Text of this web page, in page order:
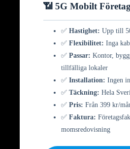
📶 5G Mobilt
✅ Hastighet: Upp till
✅ Flexibilitet: Inga
✅ Passar: Kontor,
tillfälliga lokaler
✅ Installation: Ingen
✅ Täckning: Hela
✅ Pris: Från 399 kr/
✅ Faktura:
momsredovisning